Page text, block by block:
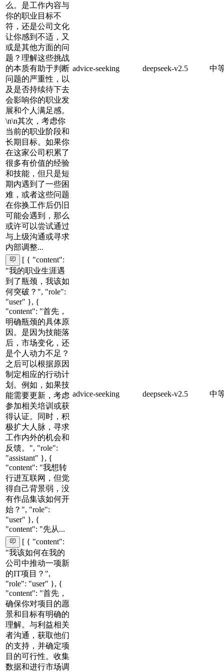
么。是工作内容与
你的职业目标不
符，还是公司文化
让你感到不适，又
或是其他方面的问
题？理解这些挑战
的本质有助于判断
问题的严重性，以
及是否持续待下去
会影响你的职业发
展和个人满足感。
\n\n其次，考虑你
当前的职业阶段和
长期目标。如果你
在这家公司积累了
很多有价值的经验
和技能，但只是短
期内遇到了一些困
难，或者这些问题
在你换工作后仍旧
可能会遇到，那么
或许可以尝试通过
与上级沟通或寻求
内部调整...
advice-seeking deepseek-v2.5 中
[ { "content":
"我的职业生涯遇
到了瓶颈，我该如
何突破？", "role":
"user" }, {
"content": "首先，
明确瓶颈的具体原
因。是因为技能落
后，市场变化，还
是个人动力不足？
之后可以根据原因
制定相应的行动计
划。例如，如果技
能需要更新，考虑
参加相关培训或获
得认证。同时，积
极扩大人脉，寻求
工作内外的机会和
反馈。", "role":
"assistant" }, {
"content": "我想转
行进互联网，但觉
得自己背景弱，没
有作品集该如何开
始？", "role":
"user" }, {
"content": "先从...
advice-seeking deepseek-v2.5 中
[ { "content":
"我该如何在我的
公司中推动一项新
的IT项目？",
"role": "user" }, {
"content": "首先，
确保你对项目的愿
景和目标有明确的
理解。与利益相关
者沟通，获取他们
的支持，并确定项
目的可行性。收集
数据和进行市场调